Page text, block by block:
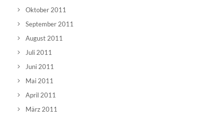
Oktober 2011
September 2011
August 2011
Juli 2011
Juni 2011
Mai 2011
April 2011
März 2011